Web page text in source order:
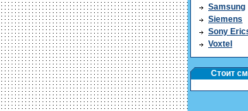
Samsung
Siemens
Sony
Voxtel
Стоит